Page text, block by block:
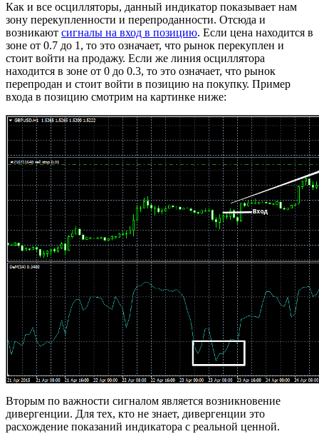
Как и все осцилляторы, данный индикатор показывает нам
зону перекупленности и перепроданности. Отсюда и
возникают сигналы на вход в позицию. Если цена находится в
зоне от 0.7 до 1, то это означает, что рынок перекуплен и
стоит войти на продажу. Если же линия осциллятора
находится в зоне от 0 до 0.3, то это означает, что рынок
перепродан и стоит войти в позицию на покупку. Пример
входа в позицию смотрим на картинке ниже:
Вторым по важности сигналом является возникновение
дивергенции. Для тех, кто не знает, дивергенции это
расхождение показаний индикатора с реальной ценной.